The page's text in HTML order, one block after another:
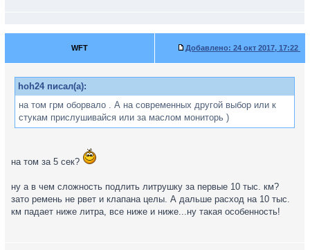
WFT Добавлено: 24 окт 2017, 17:22
hoh24 писал(а):
на том грм оборвало . А на современных другой выбор или к
стукам прислушивайся или за маслом мониторь )
на том за 5 сек?
ну а в чем сложность подлить литрушку за первые 10 тыс. км?
зато ремень не рвет и клапана целы. А дальше расход на 10 тыс.
км падает ниже литра, все ниже и ниже...ну такая особенность!